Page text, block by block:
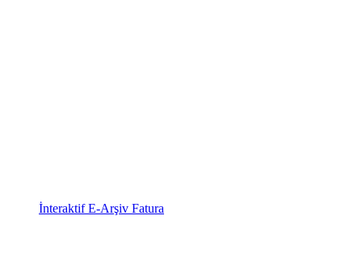
İnteraktif E-Arşiv Fatura